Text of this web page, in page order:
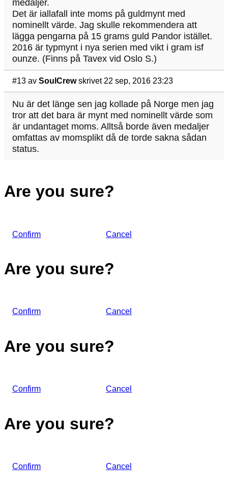
medaljer.
Det är iallafall inte moms på guldmynt med
nominellt värde. Jag skulle rekommendera att
lägga pengarna på 15 grams guld Pandor istället.
2016 är typmynt i nya serien med vikt i gram isf
ounze. (Finns på Tavex vid Oslo S.)
#13 av SoulCrew skrivet 22 sep, 2016 23:23
Nu är det länge sen jag kollade på Norge men jag
tror att det bara är mynt med nominellt värde som
är undantaget moms. Alltså borde även medaljer
omfattas av momsplikt då de torde sakna sådan
status.
Are you sure?
Confirm Cancel
Are you sure?
Confirm Cancel
Are you sure?
Confirm Cancel
Are you sure?
Confirm Cancel